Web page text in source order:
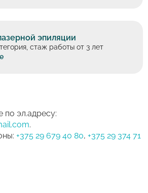
эпиляции
стаж работы от 3 лет
эл.адресу:
.
+375 29 679 40 80, +375 29 374 71